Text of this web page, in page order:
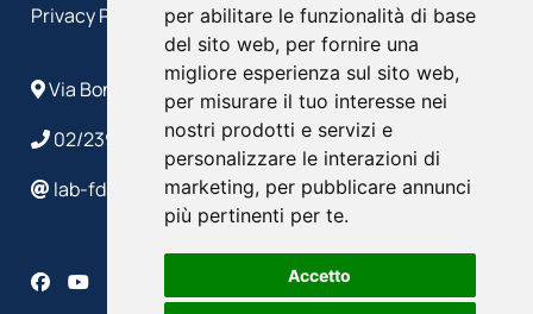
per abilitare le funzionalità di base
del sito web, per fornire una
migliore esperienza sul sito web,
per misurare il tuo interesse nei
nostri prodotti e servizi e
personalizzare le interazioni di
marketing, per pubblicare annunci
più pertinenti per te.
Accetto
Privacy Policy
Via Bonardi, 9 - 20133 Milano
02/2399 4586/4632
lab-fds@polimi.it